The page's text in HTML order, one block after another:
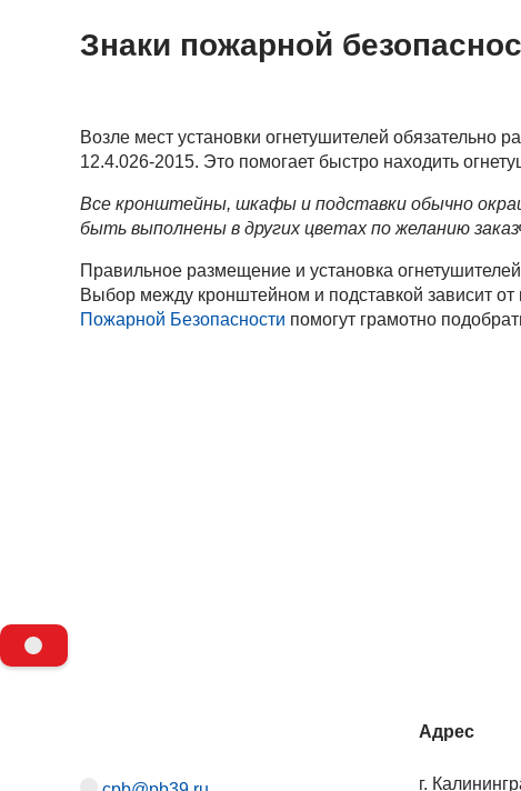
Знаки пожарной
Возле мест установки огнетушителей обязательно
12.4.026-2015. Это помогает быстро находить
Все кронштейны, шкафы и подставки обычно
быть выполнены в других цветах по желанию
Правильное размещение и установка
Выбор между кронштейном и подставкой зависит от
Пожарной Безопасности помогут грамотно
Адрес
г.